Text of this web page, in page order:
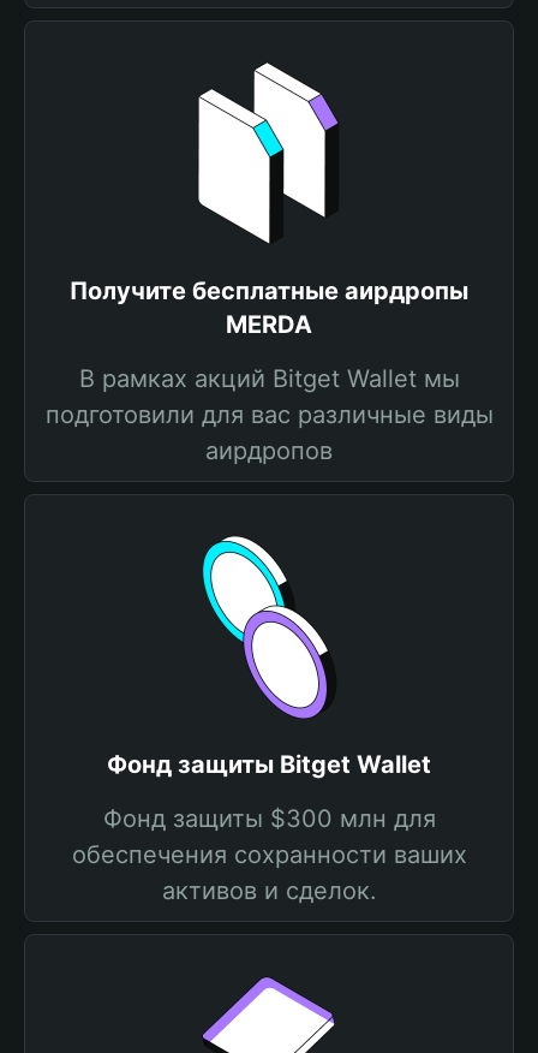
Получите бесплатные аирдропы
MERDA
В рамках акций Bitget Wallet мы
подготовили для вас различные виды
аирдропов
Фонд защиты Bitget Wallet
Фонд защиты $300 млн для
обеспечения сохранности ваших
активов и сделок.